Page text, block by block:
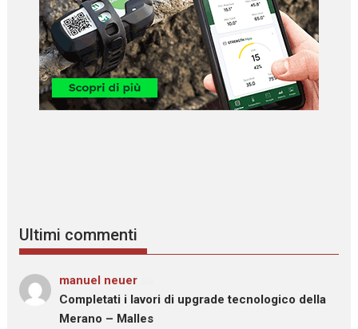
Ultimi commenti
manuel neuer
Completati i lavori di upgrade tecnologico della
Merano – Malles